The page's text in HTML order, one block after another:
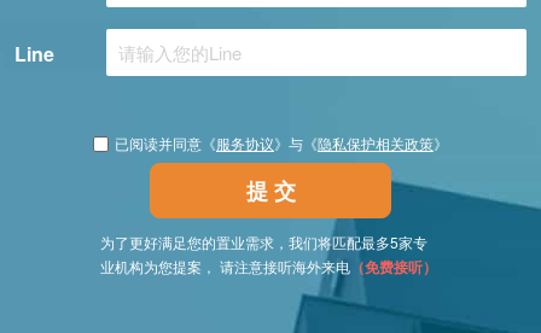
Line
已阅读并同意《服务协议》与《隐私保护相关政策》
提 交
为了更好满足您的置业需求，我们将匹配最多5家专
业机构为您提案， 请注意接听海外来电 （免费接听）